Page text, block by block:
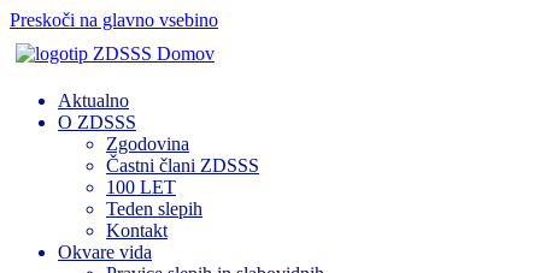
Preskoči na glavno vsebino
Domov
Aktualno
O ZDSSS
Zgodovina
Častni člani ZDSSS
100 LET
Teden slepih
Kontakt
Okvare vida